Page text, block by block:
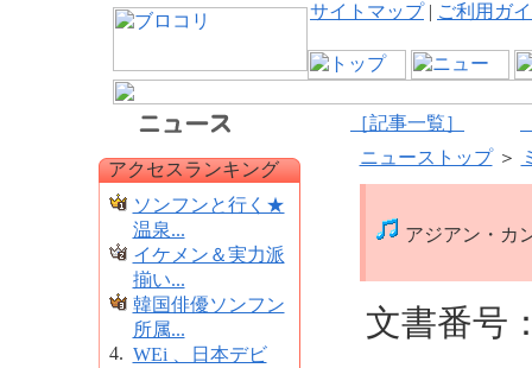
サイトマップ| ご利用ガ
［記事一覧］
アクセスランキング
ソンフンと行く★
温泉...
イケメン＆実力派
揃い...
韓国俳優ソンフン
所属...
4. WEi 、日本デビ
ニューストップ＞
アジアン・カ
文書番号